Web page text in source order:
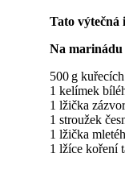
Tato výtečná
Na marinádu
500 g
1 kelímek
1 lžička
1 stroužek
1 lžička
1 lžíce koření